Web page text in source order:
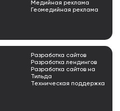
Медийная реклама
Геомедийная реклама
Разработка сайтов
Разработка лендингов
Разработка сайтов на
Тильда
Техническая поддержка